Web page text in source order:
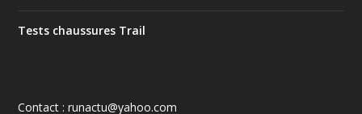
Tests chaussures Trail
Contact : runactu@yahoo.com